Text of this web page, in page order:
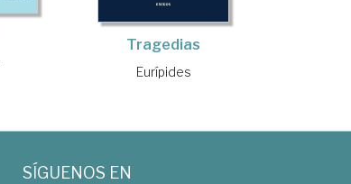
Tragedias
Eurípides
SÍGUENOS EN